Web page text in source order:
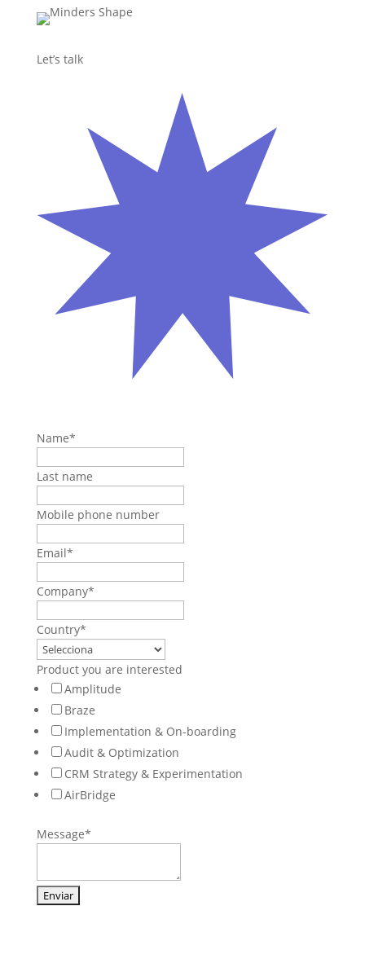
Let’s talk
Name*
Last name
Mobile phone number
Email*
Company*
Country*
Product you are interested
Amplitude
Braze
Implementation & On-boarding
Audit & Optimization
CRM Strategy & Experimentation
AirBridge
Message*